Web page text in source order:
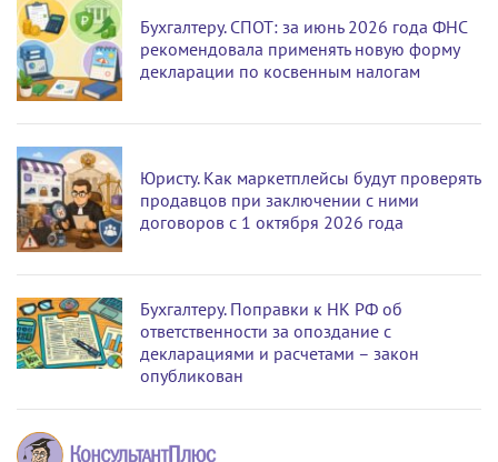
Бухгалтеру. СПОТ: за июнь 2026 года ФНС
рекомендовала применять новую форму
декларации по косвенным налогам
Юристу. Как маркетплейсы будут проверять
продавцов при заключении с ними
договоров с 1 октября 2026 года
Бухгалтеру. Поправки к НК РФ об
ответственности за опоздание с
декларациями и расчетами – закон
опубликован